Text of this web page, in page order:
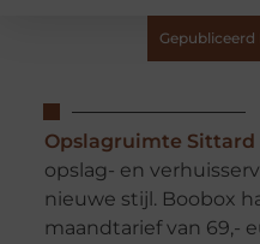
Gepubliceerd
Opslagruimte Sittard
opslag- en
nieuwe stijl. Boobox
maandtarief van 69,-